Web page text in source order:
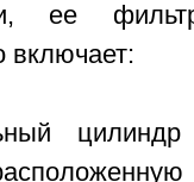
ее
включает: